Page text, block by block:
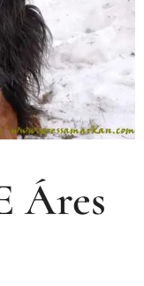
Áres